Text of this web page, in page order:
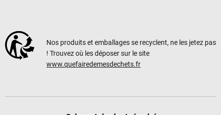
Nos produits et emballages se recyclent, ne les jetez pas
! Trouvez où les déposer sur le site
www.quefairedemesdechets.fr